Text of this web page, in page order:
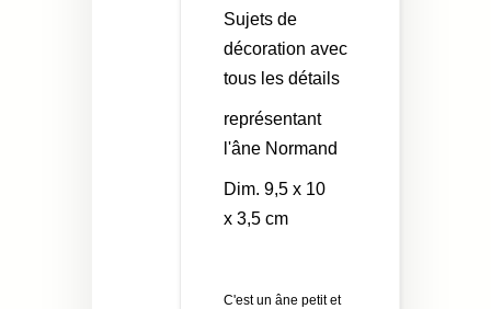
Sujets de
décoration avec
tous les détails
représentant
l'âne Normand
Dim. 9,5 x 10
x 3,5 cm
C'est un âne petit et